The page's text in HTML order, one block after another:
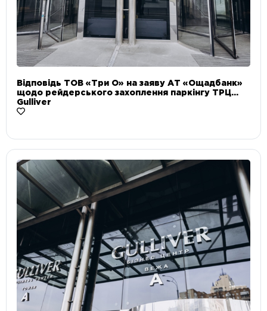
Відповідь ТОВ «Три О» на заяву АТ «Ощадбанк»
щодо рейдерського захоплення паркінгу ТРЦ
Gulliver